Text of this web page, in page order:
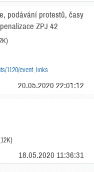
podávání protestů, časy
ZPJ 42
1120/event_links
20.05.2020 22:01:12
18.05.2020 11:36:31